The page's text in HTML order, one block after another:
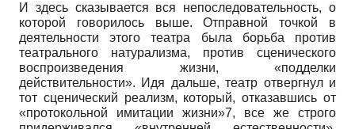
И здесь сказывается вся непоследовательность, о
которой говорилось выше. Отправной точкой в
деятельности этого театра была борьба против
театрального натурализма, против сценического
воспроизведения жизни, «подделки
действительности». Идя дальше, театр отвергнул и
тот сценический реализм, который, отказавшись от
«протокольной имитации жизни»7, все же строго